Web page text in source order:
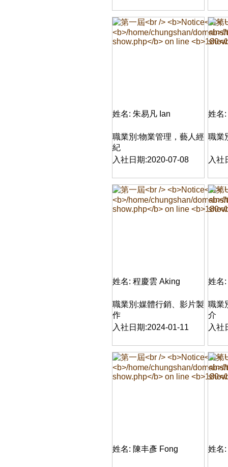
姓名: 朱易凡 Ian
職業別:物業管理，藝人經
紀
入社日期:2020-07-08
姓名
職業
入社
姓名: 程慶雲 Aking
職業別:媒體行銷、影片製
作
入社日期:2024-01-11
姓名
職業
介
入社
姓名: 陳丰彥 Fong 姓名